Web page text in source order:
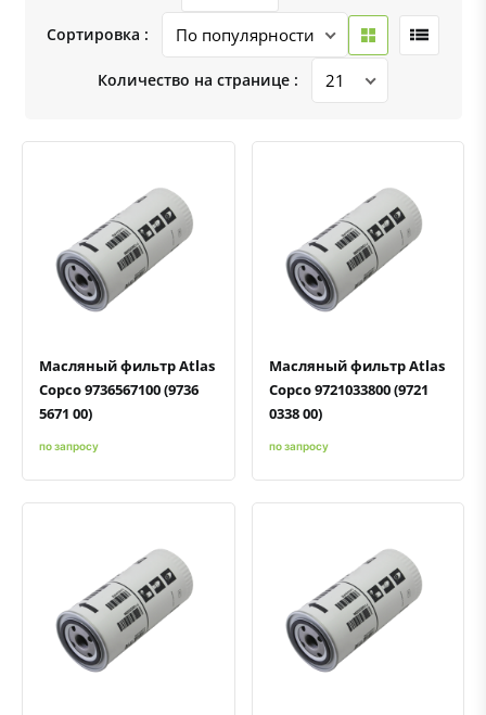
Сортировка :
Количество на странице :
Быстрый просмотрДобавить к сравнению
Масляный фильтр Atlas
Copco 9736567100 (9736
5671 00)
по запросу
Быстрый просмотрДобавить к сравнению
Масляный фильтр Atlas
Copco 9721033800 (9721
0338 00)
по запросу
Быстрый просмотрДобавить к сравнению Быстрый просмотрДобавить к сравнению